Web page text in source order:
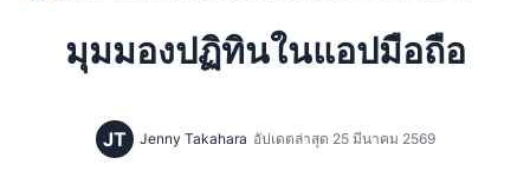
มุมมองปฏิทินในแอปมือถือ
JT Jenny Takahara อัปเดตล่าสุด 25 มีนาคม 2569